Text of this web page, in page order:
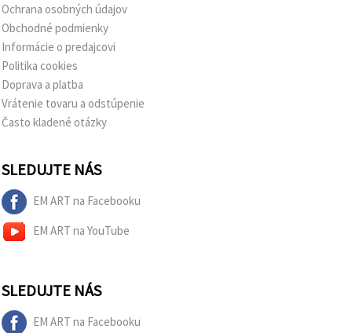
Ochrana osobných údajov
Obchodné podmienky
Informácie o predajcovi
Politika cookies
Doprava a platba
Vrátenie tovaru a odstúpenie
Často kladené otázky
SLEDUJTE NÁS
EM ART na Facebooku
EM ART na YouTube
SLEDUJTE NÁS
EM ART na Facebooku